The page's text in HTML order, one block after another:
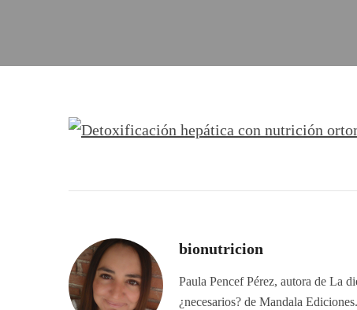
bionutricion
Paula Pencef Pérez, autora de La
¿necesarios? de Mandala